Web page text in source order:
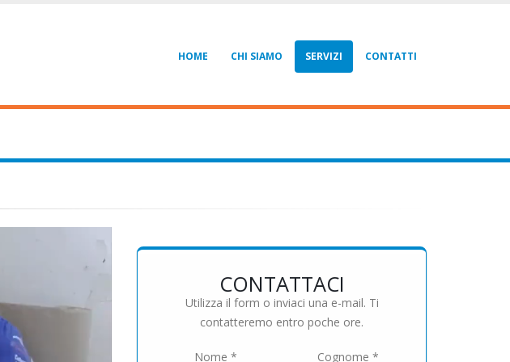
HOME CHI SIAMO SERVIZI CONTATTI
CONTATTACI
Utilizza il form o inviaci una e-mail. Ti
contatteremo entro poche ore.
Nome * Cognome *